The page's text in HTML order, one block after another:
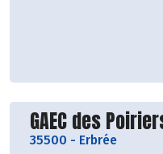
Découvrir le
GAEC des
35500 - Erbrée